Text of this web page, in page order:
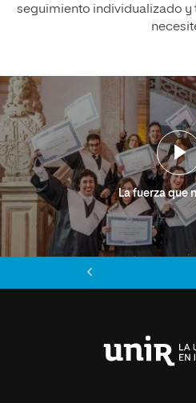
seguimiento individualizado y
La fuerza que